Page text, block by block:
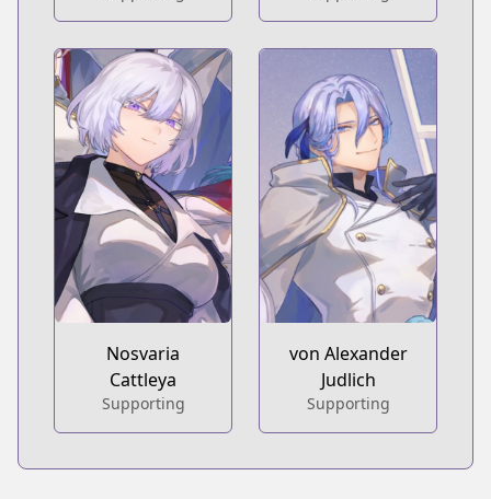
Nosvaria
Cattleya
Supporting
von Alexander
Judlich
Supporting